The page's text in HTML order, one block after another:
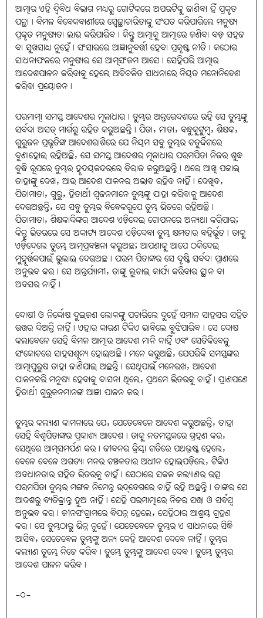
ଆତ୍ମାର ଏହି ଦ୍ୱିବିଧ ବିଭାଗ ମଧ୍ୟରୁ ଗୋଟିକରେ ଅପରଟିକୁ ଜାଣିବା ହିଁ ପ୍ରକୃତ
ପନ୍ଥା। ବିମଳ ବିବେକବାଣୀରେ ସ୍ୱେଚ୍ଛାଚାରିତାକୁ ସଂଯତ କରିପାରିଲେ ମନୁଷ୍ୟ
ପ୍ରକୃତ ମନୁଷ୍ୟତା ଲାଭ କରିପାରିବ। କିନ୍ତୁ ଆତ୍ମାକୁ ଆତ୍ମାରେ ଜଣିବା ବଡ଼ ସହଜ
ବା ସୁଖସାଧ୍ୟ ନୁହେଁ। ସଂସାରରେ ଆଜ୍ଞାନୁବର୍ତ୍ତୀ ହେବା ପ୍ରକୃଷ୍ଟ ନୀତି। କଠୋର
ସାଧନାଫଳରେ ମନୁଷ୍ୟର ସେ ଆତ୍ମସଂଜମ ଆସେ। ସେହିପରି ଆତ୍ମାର
ଆଦେଶପାଳନ କରିବାକୁ ହେଲେ ଅବିଚଳିତ ସାଧନାରେ ନିୟତ ମନୋନିବେଶ
କରିବା ପ୍ରୟୋଜନ।
ପରମାତ୍ମା ସମସ୍ତ ଆଦେଶର ମୂଳାଧାର। ତୁମ୍ଭର ଅନ୍ତରେଦଶରେ ରହି ସେ ତୁମ୍ଭଙ୍କୁ
ସର୍ବଦା ଅସତ୍ ମାର୍ଗରୁ ରହିତ କରୁଅଛନ୍ତି। ପିତା, ମାତା, ବନ୍ଧୁକୁଟୁମ୍ବ, ଶିକ୍ଷକ,
ଗୁରୁଜନ ପ୍ରଭୃତିଙ୍କ ଆଦେଶରାଶିରେ ଯେ ନିୟମ ସବୁ ତୁମ୍ଭର ଚତୁର୍ଦ୍ଦିଗରେ
ବୁଣାହୋଇ ରହିଅଛି, ସେ ସମସ୍ତ ଆଦେଶର ମୂଳାଧାର ପରମପିତା ନିଜର ଶୁଦ୍ଧ
ବୁଦ୍ଧି ରୂପରେ ତୁମ୍ଭର ହୃଦୟକନ୍ଦରରେ ବିରାଜ କରୁଅଛନ୍ତି। ଥରେ ଆଖି ପକାଇ
ତାହାଙ୍କୁ ଦେଖ, ଆଉ ଆଦେଶ ପାଳନର ଅଭାବ ରହିବ ନାହିଁ। ଦେଖିବ,
ପିତାମାତା, ଗୁରୁ, ହିତାର୍ଥୀ ସ୍ୱଜନମାନେ ତୁମ୍ଭଙ୍କୁ ଯାହା କରିବାକୁ ଆଦେଶ
ଦେଉଅଛନ୍ତି, ସେ ସବୁ ତୁମ୍ଭର ବିବେକରୂପେ ତୁମ୍ଭ ଭିତରେ ରହିଅଛି।
ପିତାମାତା, ଶିକ୍ଷକାଦିଙ୍କର ଆଦେଶ ଏଡ଼ିଦେଇ ଗୋପନରେ ଅନ୍ୟଥା କରିପାର;
କିନ୍ତୁ ଭିତରରେ ସେ ଅକାଟ୍ୟ ଆଦେଶ ଏଡ଼ିଦେବା ତୁମ୍ଭ କ୍ଷମତାର ବହିର୍ଭୂତ। ତାକୁ
ଏଡ଼ିଦେଲେ ତୁମ୍ଭେ ଆତ୍ମପ୍ରବଞ୍ଚନା କରୁଅଛ; ଆପଣାକୁ ଆପେ ଠକିଦେଇ
ମୁହୂର୍ତ୍ତକପାଇଁ ଭୁଲାଇ ଦେଉଅଛ। ପରମ ପିତାଙ୍କର ସେ ଦୃଷ୍ଟି ସର୍ବଦା ପ୍ରାଣରେ
ଅନୁଭବ କର। ସେ ଅନ୍ତର୍ଯ୍ୟାମୀ, ତାଙ୍କୁ ଲୁଚାଇ କାର୍ଯ୍ୟ କରିବାର ସ୍ଥାନ ବା
ଅବସର ନାହିଁ।
ଦୋଷୀ ଓ ନିର୍ଦ୍ଦୋଷ ଦୁଇଜଣ ଲୋକଙ୍କୁ ପଚାରିଲେ ଦୁହେଁ ସମାନ ସାହସର ସହିତ
ଉତ୍ତର ଦିଅନ୍ତି ନାହିଁ। ଏହାର କାରଣ ଟିକିଏ ଭାବିଲେ ବୁଝିପାରିବ। ସେ ଦୋଷ
କଲାବେଳେ ସେହି ବିମଳ ଆତ୍ମାର ଆଦେଶ ମାନି ନାହିଁ ଏବଂ ସେତିକିବେଳୁ
ସଂକୋଚରେ ସାହସଶୂନ୍ୟ ହୋଇଅଛି। ମନେ କରୁଅଛି, ଯେପରିକି ସମସ୍ତଙ୍କର
ଆତ୍ମାପୁରୁଷ ତାହା ଜାଣିଯାଇ ଅଛନ୍ତି। ସେଥିପାଇଁ ମନେରଖ, ଆଦେଶ
ପାଳନକରି ମନୁଷ୍ୟ ହେବାକୁ ବାସନା ଥିଲେ, ପ୍ରଥମେ ଭିତରକୁ ଚାହଁ। ପ୍ରାଣପଣେ
ହିତାର୍ଥୀ ଗୁରୁଜନମାନଙ୍କ ଆଜ୍ଞା ପାଳନ କର।
ତୁମ୍ଭର କଲ୍ୟାଣ କାମନାରେ ଯେ, ଯେତେବେଳେ ଆଦେଶ କରୁଅଛନ୍ତି, ତାହା
ସେହି ବିଶ୍ୱପିତାଙ୍କର ପ୍ରକାଶ୍ୟ ଆଦେଶ। ତାକୁ ନତମସ୍ତକରେ ଗ୍ରହଣ କର,
ସେଥିରେ ଆତ୍ମସମର୍ପଣ କର। ଜୀବନର କ୍ରିୟା ଗତିରେ ପଥଭ୍ରଷ୍ଟ ହେଲେ,
ବେଳେ ବେଳେ ଅଗତ୍ୟା ମନର ଚଞ୍ଚଳତାର ଅଧୀନ ହୋଇପଡ଼ିଲେ, ଟିକିଏ
ଅବଧାନତାର ସହିତ ଭିତରକୁ ଚାହଁ। ସେଠାରେ ସକଳ କଲ୍ୟାଣର ଉତ୍ସ
ପରମପିତା ତୁମ୍ଭର ମଙ୍ଗଳ ନିମେନ୍ତ ଉଦ୍‌ବେଗରେ ଚାହିଁ ରହି ଅଛନ୍ତି। ତାଙ୍କର ସେ
ଆଦଶରୁ ବ୍ୟତିକ୍ରାନ୍ତ ହୁଅ ନାହିଁ। ସେହି ପରମାତ୍ମାରେ ନିଜର ସତ୍ତା ଓ ସର୍ବସ୍ୱ
ଅନୁଭବ କର। ଜୀନସଂଗ୍ରାମରେ ବିପନ୍ନ ହେଲେ, ସେହିଠାର ଆଶ୍ରୟ ଗ୍ରହଣ
କର। ସେ ତୁମ୍ଭଠାରୁ ଭିନ୍ନ ନୁହେଁ। ଯେତେବେଳେ ତୁମ୍ଭର ଏ ସାଧନାରେ ସିଦ୍ଧି
ଆସିବ, ସେତେବେଳ ତୁମ୍ଭଙ୍କୁ ଅନ୍ୟ କେହି ଆଦେଶ ଦେବେ ନାହିଁ। ତୁମ୍ଭର
କଲ୍ୟାଣ ତୁମ୍ଭେ ନିଜେ କରିବ। ତୁମ୍ଭେ ତୁମ୍ଭଙ୍କୁ ଆଦେଶ ଦେବ। ତୁମ୍ଭେ ତୁମ୍ଭର
ଆଦେଶ ପାଳନ କରିବ।
-୦-